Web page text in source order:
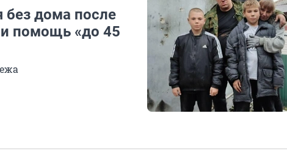
без дома после
помощь «до 45